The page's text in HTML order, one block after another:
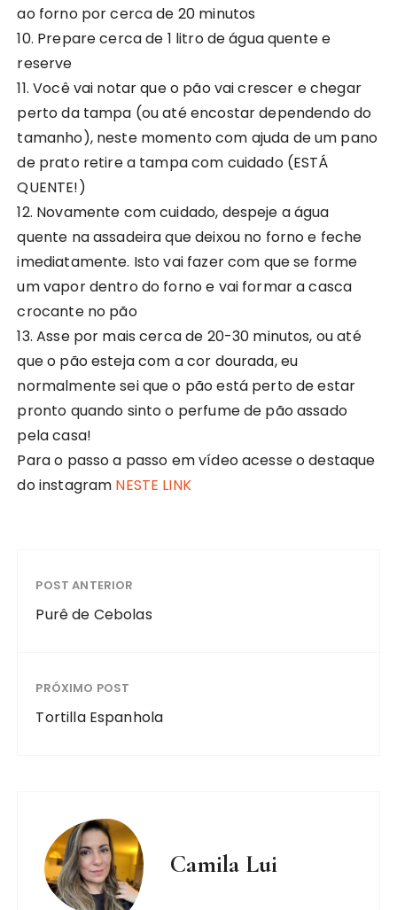
ao forno por cerca de 20 minutos
10. Prepare cerca de 1 litro de água quente e
reserve
11. Você vai notar que o pão vai crescer e chegar
perto da tampa (ou até encostar dependendo do
tamanho), neste momento com ajuda de um pano
de prato retire a tampa com cuidado (ESTÁ
QUENTE!)
12. Novamente com cuidado, despeje a água
quente na assadeira que deixou no forno e feche
imediatamente. Isto vai fazer com que se forme
um vapor dentro do forno e vai formar a casca
crocante no pão
13. Asse por mais cerca de 20-30 minutos, ou até
que o pão esteja com a cor dourada, eu
normalmente sei que o pão está perto de estar
pronto quando sinto o perfume de pão assado
pela casa!
Para o passo a passo em vídeo acesse o destaque
do instagram NESTE LINK
POST ANTERIOR
Purê de Cebolas
PRÓXIMO POST
Tortilla Espanhola
Camila Lui